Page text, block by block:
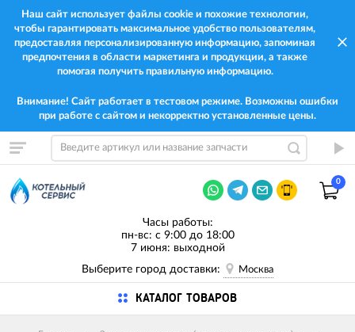
Наш сайт использует файлы cookie и похожие технологии,
чтобы гарантировать максимальное удобство пользователям,
предоставляя персонализированную информацию, запоминая
предпочтения в области маркетинга и продукции, а также
помогая получить правильную информацию.
Внимание! Сайт работает в тестовом режиме. Возможны ошибки
при работе с сайтом и некорректно установленные цены.
0
Часы работы:
пн-вс: с 9:00 до 18:00
7 июня: выходной
Выберите город доставки:
Москва
КАТАЛОГ ТОВАРОВ